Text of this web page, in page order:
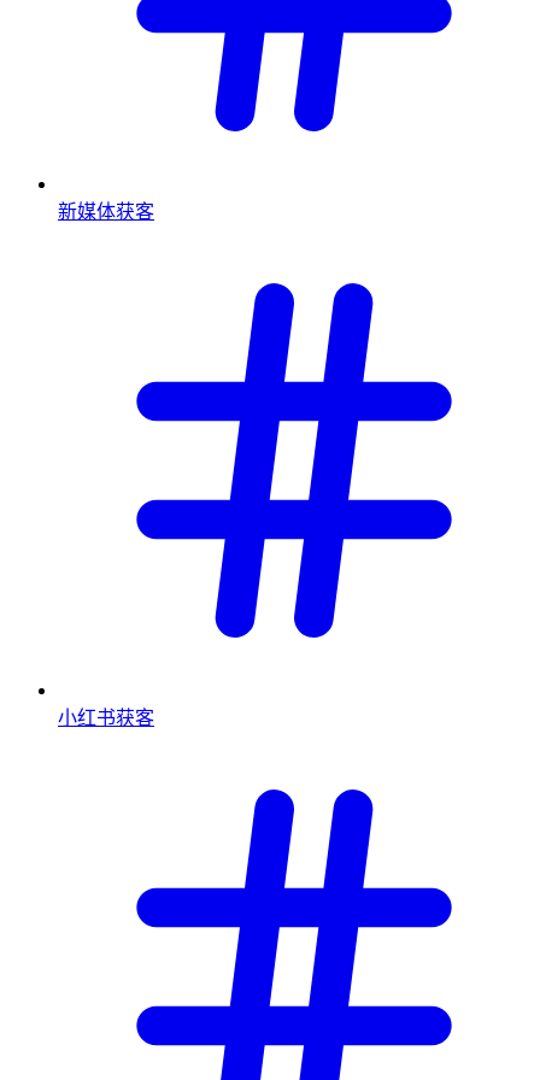
新媒体获客
小红书获客